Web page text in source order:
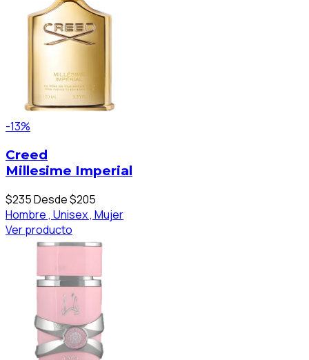
-13%
Creed
Millesime Imperial
$235Desde $205
Hombre , Unisex , Mujer
Ver producto